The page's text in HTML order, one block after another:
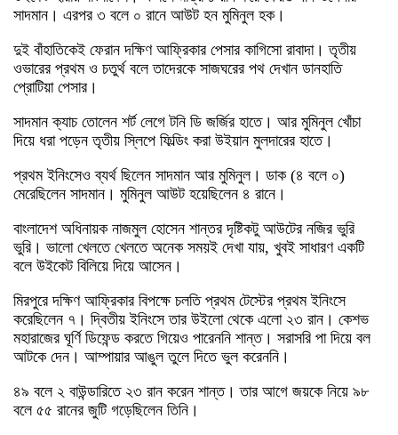
সাদমান। এরপর ৩ বলে ০ রানে আউট হন মুমিনুল হক।
দুই বাঁহাতিকেই ফেরান দক্ষিণ আফ্রিকার পেসার কাগিসো রাবাদা। তৃতীয়
ওভারের প্রথম ও চতুর্থ বলে তাদেরকে সাজঘরের পথ দেখান ডানহাতি
প্রোটিয়া পেসার।
সাদমান ক্যাচ তোলেন শর্ট লেগে টনি ডি জর্জির হাতে। আর মুমিনুল খোঁচা
দিয়ে ধরা পড়েন তৃতীয় স্লিপে ফিল্ডিং করা উইয়ান মুলদারের হাতে।
প্রথম ইনিংসেও ব্যর্থ ছিলেন সাদমান আর মুমিনুল। ডাক (৪ বলে ০)
মেরেছিলেন সাদমান। মুমিনুল আউট হয়েছিলেন ৪ রানে।
বাংলাদেশ অধিনায়ক নাজমুল হোসেন শান্তর দৃষ্টিকটু আউটের নজির ভুরি
ভুরি। ভালো খেলতে খেলতে অনেক সময়ই দেখা যায়, খুবই সাধারণ একটি
বলে উইকেট বিলিয়ে দিয়ে আসেন।
মিরপুরে দক্ষিণ আফ্রিকার বিপক্ষে চলতি প্রথম টেস্টের প্রথম ইনিংসে
করেছিলেন ৭। দ্বিতীয় ইনিংসে তার উইলো থেকে এলো ২৩ রান। কেশভ
মহারাজের ঘূর্ণি ডিফেন্ড করতে গিয়েও পারেননি শান্ত। সরাসরি পা দিয়ে বল
আটকে দেন। আম্পায়ার আঙুল তুলে দিতে ভুল করেননি।
৪৯ বলে ২ বাউন্ডারিতে ২৩ রান করেন শান্ত। তার আগে জয়কে নিয়ে ৯৮
বলে ৫৫ রানের জুটি গড়েছিলেন তিনি।